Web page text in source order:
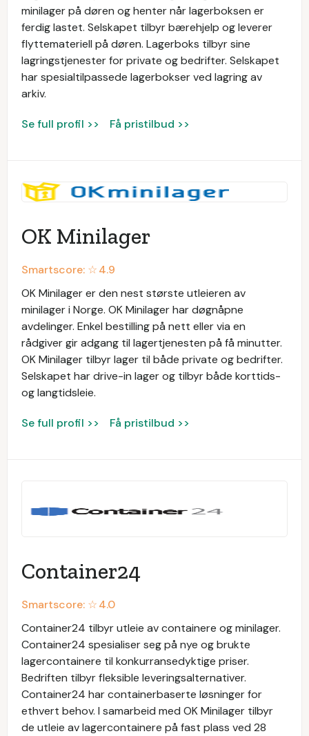
minilager på døren og henter når lagerboksen er
ferdig lastet. Selskapet tilbyr bærehjelp og leverer
flyttemateriell på døren. Lagerboks tilbyr sine
lagringstjenester for private og bedrifter. Selskapet
har spesialtilpassede lagerbokser ved lagring av
arkiv.
Se full profil >> Få pristilbud >>
OK Minilager
Smartscore: ☆4.9
OK Minilager er den nest største utleieren av
minilager i Norge. OK Minilager har døgnåpne
avdelinger. Enkel bestilling på nett eller via en
rådgiver gir adgang til lagertjenesten på få minutter.
OK Minilager tilbyr lager til både private og bedrifter.
Selskapet har drive-in lager og tilbyr både korttids-
og langtidsleie.
Se full profil >> Få pristilbud >>
Container24
Smartscore: ☆4.0
Container24 tilbyr utleie av containere og minilager.
Container24 spesialiser seg på nye og brukte
lagercontainere til konkurransedyktige priser.
Bedriften tilbyr fleksible leveringsalternativer.
Container24 har containerbaserte løsninger for
ethvert behov. I samarbeid med OK Minilager tilbyr
de utleie av lagercontainere på fast plass ved 28